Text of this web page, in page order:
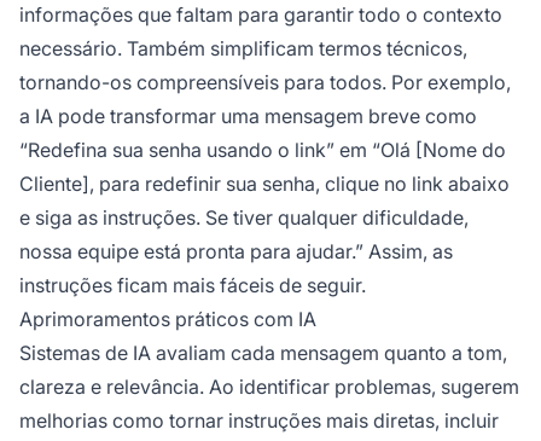
informações que faltam para garantir todo o contexto
necessário. Também simplificam termos técnicos,
tornando-os compreensíveis para todos. Por exemplo,
a IA pode transformar uma mensagem breve como
“Redefina sua senha usando o link” em “Olá [Nome do
Cliente], para redefinir sua senha, clique no link abaixo
e siga as instruções. Se tiver qualquer dificuldade,
nossa equipe está pronta para ajudar.” Assim, as
instruções ficam mais fáceis de seguir.
Aprimoramentos práticos com IA
Sistemas de IA avaliam cada mensagem quanto a tom,
clareza e relevância. Ao identificar problemas, sugerem
melhorias como tornar instruções mais diretas, incluir